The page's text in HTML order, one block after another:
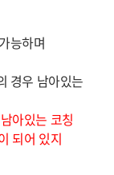
능하며
경우 남아있는
남아있는 코칭
되어 있지